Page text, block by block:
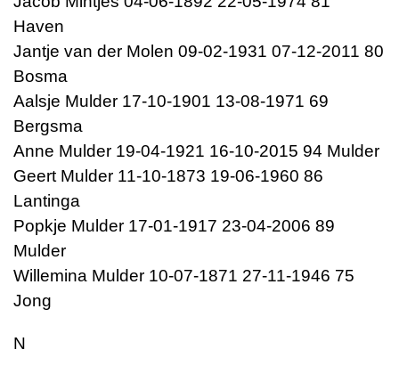
Haven
Jantje van der Molen 09-02-1931 07-12-2011 80
Bosma
Aalsje Mulder 17-10-1901 13-08-1971 69
Bergsma
Anne Mulder 19-04-1921 16-10-2015 94 Mulder
Geert Mulder 11-10-1873 19-06-1960 86
Lantinga
Popkje Mulder 17-01-1917 23-04-2006 89
Mulder
Willemina Mulder 10-07-1871 27-11-1946 75
Jong
N